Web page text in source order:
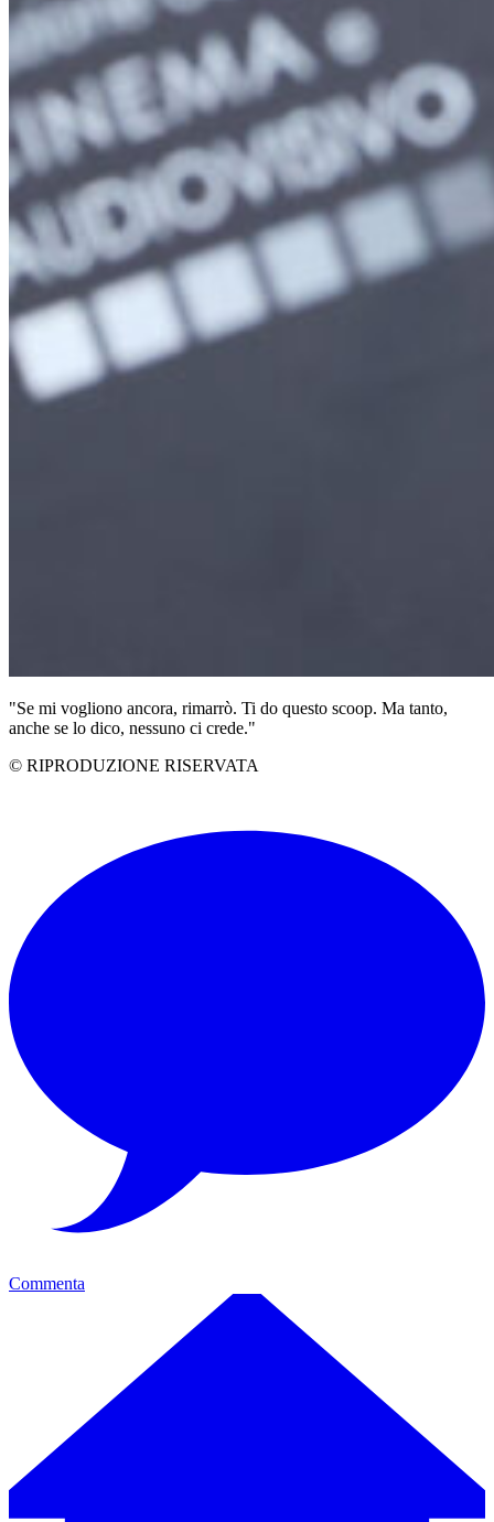
"Se mi vogliono ancora, rimarrò. Ti do questo scoop. Ma tanto,
anche se lo dico, nessuno ci crede."
© RIPRODUZIONE RISERVATA
Commenta